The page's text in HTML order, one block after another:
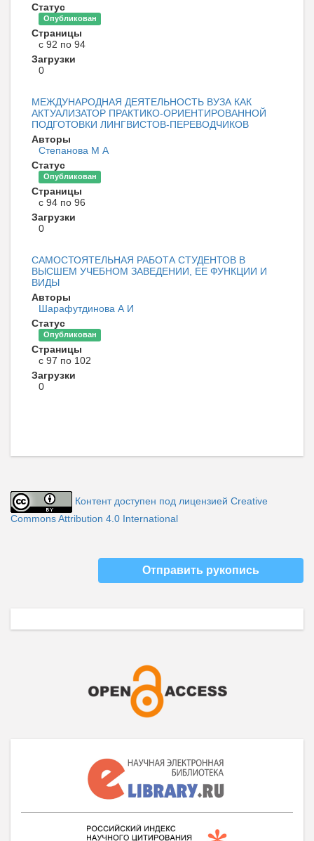
Статус
Опубликован
Страницы
с 92 по 94
Загрузки
0
МЕЖДУНАРОДНАЯ ДЕЯТЕЛЬНОСТЬ ВУЗА КАК
АКТУАЛИЗАТОР ПРАКТИКО-ОРИЕНТИРОВАННОЙ
ПОДГОТОВКИ ЛИНГВИСТОВ-ПЕРЕВОДЧИКОВ
Авторы
Степанова М А
Статус
Опубликован
Страницы
с 94 по 96
Загрузки
0
САМОСТОЯТЕЛЬНАЯ РАБОТА СТУДЕНТОВ В
ВЫСШЕМ УЧЕБНОМ ЗАВЕДЕНИИ, ЕЕ ФУНКЦИИ И
ВИДЫ
Авторы
Шарафутдинова А И
Статус
Опубликован
Страницы
с 97 по 102
Загрузки
0
Контент доступен под лицензией Creative
Commons Attribution 4.0 International
Отправить рукопись